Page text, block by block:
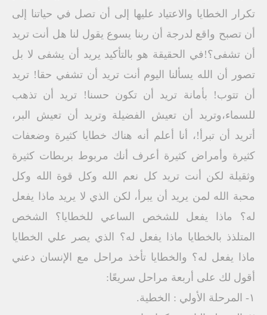
تكرار الخطايا والاعتياد عليها إلى أن تصل في حياتنا إلى
أن تصبح واقع لدرجة أن ربنا يسوع يقول لنا هل أنت تريد
أن تشفى؟!في الحقيقة هو بالتأكيد يريد أن يشفى لا بل
تصور أن الله يسألنا اليوم أنت تريد أن تشفي حقا! تريد
أن تتوب! بأمانة تريد أن تكون حسنا! تريد أن تذهب
للسماء،وتريد أن تعيش الفضيلة وتريد أن تعيش البر،
أتريد أن تبرأ!، أنا أعلم أنه هناك خطايا كثيرة وضعفات
كثيرة وأمراض كثيرة أعرف أنك مربوط بربطات كثيرة
وثقيلة لكن أنت تريد كل نعم الله وكل قوة الله وكل
محبة الله لمن يريد أن يبرأ، لكن الذي لا يريد ماذا يفعل
له؟ ماذا يفعل للشخص الساعي للخطايا؟ الشخص
المتلذذ بالخطايا ماذا يفعل له؟ الذي يصر علي الخطايا
ماذا يفعل له؟ والخطايا تأخذ مراحل مع الإنسان دعني
أقول لك على أربعة مراحل سريعًا:
١- المرحلة الأولي : الخطية.